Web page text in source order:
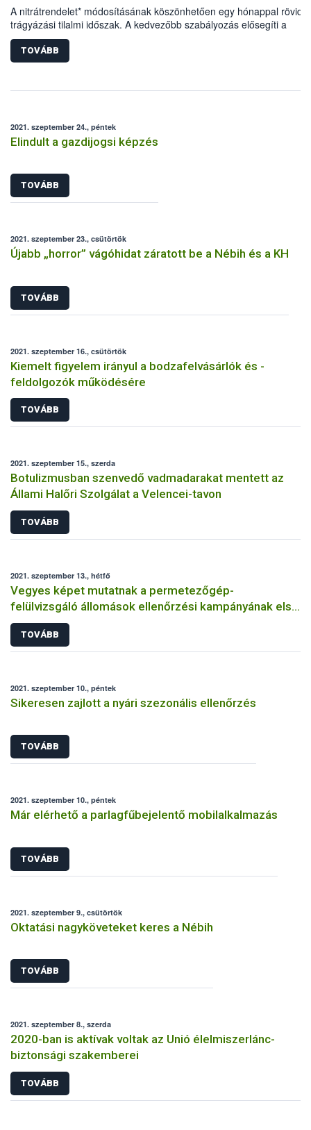
A nitrátrendelet* módosításának köszönhetően egy hónappal
trágyázási tilalmi időszak. A kedvezőbb szabályozás elősegíti a
nitrátérzékeny területen gazdálkodók termésmennyiségének és -
minőségének javítását, ezáltal pozitívan befolyásolja a
versenyképességüket, valamint a hazai növénytermesztés
TOVÁBB
2021. szeptember 24., péntek
Elindult a gazdijogsi képzés
TOVÁBB
2021. szeptember 23., csütörtök
Újabb „horror” vágóhidat záratott be a Nébih és a KH
TOVÁBB
2021. szeptember 16., csütörtök
Kiemelt figyelem irányul a bodzafelvásárlók és -
feldolgozók működésére
TOVÁBB
2021. szeptember 15., szerda
Botulizmusban szenvedő vadmadarakat mentett az
Állami Halőri Szolgálat a Velencei-tavon
TOVÁBB
2021. szeptember 13., hétfő
Vegyes képet mutatnak a permetezőgép-
felülvizsgáló állomások ellenőrzési kampányának első
eredményei
TOVÁBB
2021. szeptember 10., péntek
Sikeresen zajlott a nyári szezonális ellenőrzés
TOVÁBB
2021. szeptember 10., péntek
Már elérhető a parlagfűbejelentő mobilalkalmazás
TOVÁBB
2021. szeptember 9., csütörtök
Oktatási nagyköveteket keres a Nébih
TOVÁBB
2021. szeptember 8., szerda
2020-ban is aktívak voltak az Unió élelmiszerlánc-
biztonsági szakemberei
TOVÁBB